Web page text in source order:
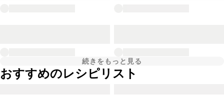
続きをもっと見る
おすすめのレシピリスト